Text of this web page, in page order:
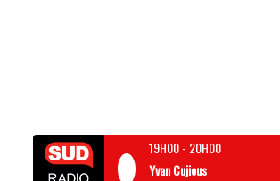
19H00- 20H00
Yvan Cujious